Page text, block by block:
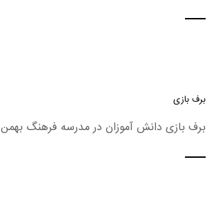
برف بازی
برف بازی دانش آموزان در مدرسه فرهنگ بهمن ۱۴۰۱